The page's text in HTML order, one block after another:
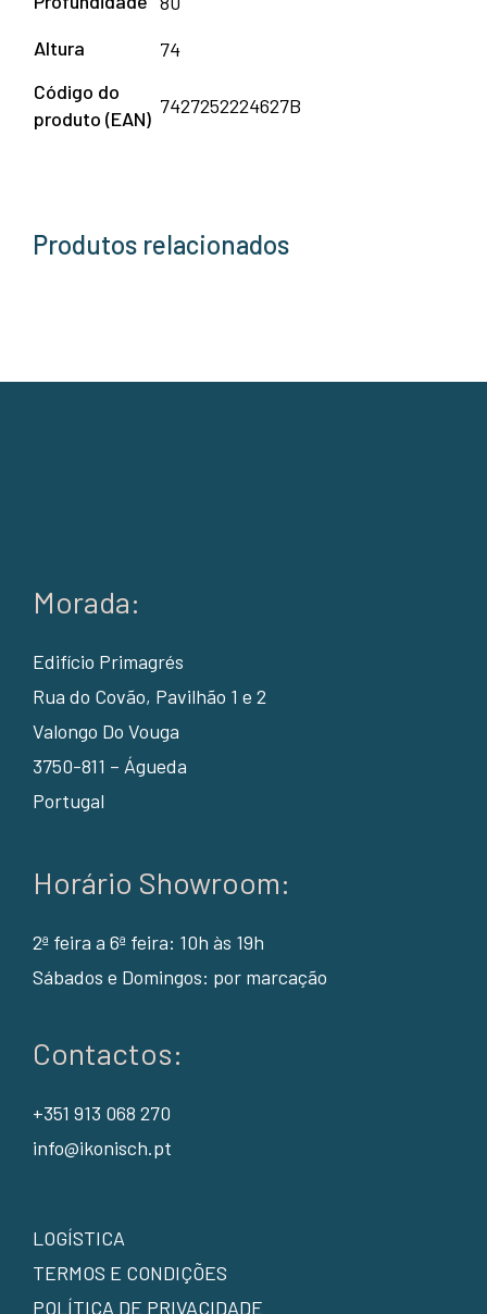
Altura
74
Código do
produto (EAN)
7427252224627B
Produtos relacionados
Morada:
Edifício Primagrés
Rua do Covão, Pavilhão 1 e 2
Valongo Do Vouga
3750-811 – Águeda
Portugal
Horário Showroom:
2ª feira a 6ª feira: 10h às 19h
Sábados e Domingos: por marcação
Contactos:
+351 913 068 270
info@ikonisch.pt
LOGÍSTICA
TERMOS E CONDIÇÕES
POLÍTICA DE PRIVACIDADE